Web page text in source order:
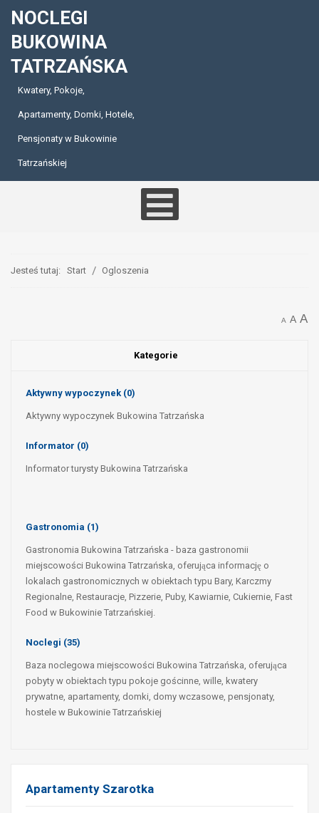
NOCLEGI
BUKOWINA
TATRZAŃSKA
Kwatery, Pokoje,
Apartamenty, Domki, Hotele,
Pensjonaty w Bukowinie
Tatrzańskiej
Jesteś tutaj: Start Ogloszenia
A A A
Kategorie
Aktywny wypoczynek (0)
Aktywny wypoczynek Bukowina Tatrzańska
Informator (0)
Informator turysty Bukowina Tatrzańska
Gastronomia (1)
Gastronomia Bukowina Tatrzańska - baza gastronomii
miejscowości Bukowina Tatrzańska, oferująca informację o
lokalach gastronomicznych w obiektach typu Bary, Karczmy
Regionalne, Restauracje, Pizzerie, Puby, Kawiarnie, Cukiernie, Fast
Food w Bukowinie Tatrzańskiej.
Noclegi (35)
Baza noclegowa miejscowości Bukowina Tatrzańska, oferująca
pobyty w obiektach typu pokoje gościnne, wille, kwatery
prywatne, apartamenty, domki, domy wczasowe, pensjonaty,
hostele w Bukowinie Tatrzańskiej
Apartamenty Szarotka